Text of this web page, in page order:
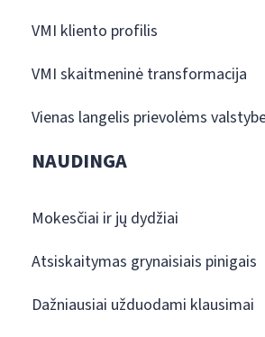
VMI kliento profilis
VMI skaitmeninė transformacija
Vienas langelis prievolėms
NAUDINGA
Mokesčiai ir jų dydžiai
Atsiskaitymas grynaisiais pinigais
Dažniausiai užduodami klausimai